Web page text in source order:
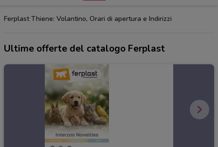
Ferplast Thiene: Volantino, Orari di apertura e Indirizzi
Ultime offerte del catalogo Ferplast